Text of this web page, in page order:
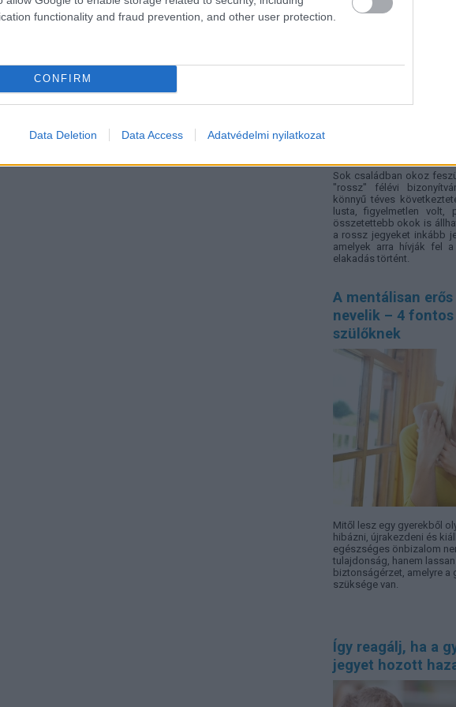
functionality and fraud prevention, and other user protection.
CONFIRM
Data Deletion Data Access Adatvédelmi nyilatkozat
Sok családban okoz
"rossz" félévi
könnyű téves
lusta, figyelmetlen volt,
összetettebb okok is
a rossz jegyeket inkább
amelyek arra hívják fel
elakadás történt.
A mentálisan
nevelik – 4
szülőknek
Mitől lesz egy gyerekből
hibázni, újrakezdeni és
egészséges önbizalom
tulajdonság, hanem
biztonságérzet, amelyre a
szüksége van.
Így reagálj, ha a
jegyet hozott